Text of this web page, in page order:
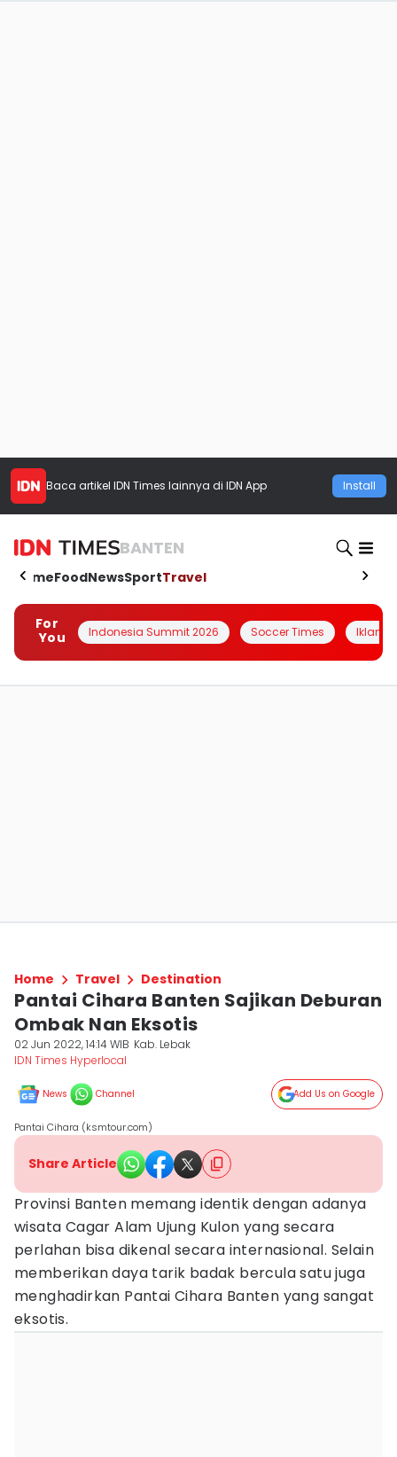
Baca artikel IDN Times lainnya di IDN App Install
BANTEN
HomeFoodNewsSportTravel
For
You
Indonesia Summit 2026 Soccer Times Iklanin
Home Travel Destination
Pantai Cihara Banten Sajikan Deburan
Ombak Nan Eksotis
02 Jun 2022, 14:14 WIB Kab. Lebak
IDN Times Hyperlocal
News Channel Add Us on Google
Pantai Cihara (ksmtour.com)
Share Article
Provinsi Banten memang identik dengan adanya
wisata Cagar Alam Ujung Kulon yang secara
perlahan bisa dikenal secara internasional. Selain
memberikan daya tarik badak bercula satu juga
menghadirkan Pantai Cihara Banten yang sangat
eksotis.